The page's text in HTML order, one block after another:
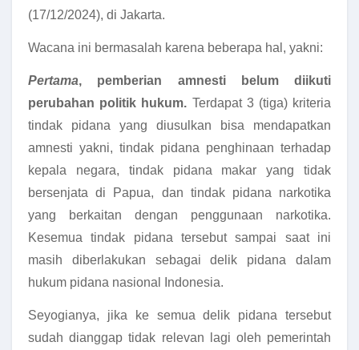
(17/12/2024), di Jakarta.
Wacana ini bermasalah karena beberapa hal, yakni:
Pertama, pemberian amnesti belum diikuti
perubahan politik hukum. Terdapat 3 (tiga) kriteria
tindak pidana yang diusulkan bisa mendapatkan
amnesti yakni, tindak pidana penghinaan terhadap
kepala negara, tindak pidana makar yang tidak
bersenjata di Papua, dan tindak pidana narkotika
yang berkaitan dengan penggunaan narkotika.
Kesemua tindak pidana tersebut sampai saat ini
masih diberlakukan sebagai delik pidana dalam
hukum pidana nasional Indonesia.
Seyogianya, jika ke semua delik pidana tersebut
sudah dianggap tidak relevan lagi oleh pemerintah